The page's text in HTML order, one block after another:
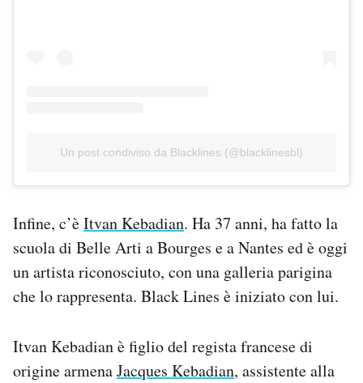
Un post condiviso da Blacklines (@blacklinesbl)
Infine, c’èItvan Kebadian. Ha 37 anni, ha fatto la
scuola di Belle Arti a Bourges e a Nantes ed è oggi
un artista riconosciuto, con una galleria parigina
che lo rappresenta. Black Lines è iniziato con lui.
Itvan Kebadian è figlio del regista francese di
origine armenaJacques Kebadian, assistente alla